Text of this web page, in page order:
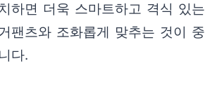
하면 더욱 스마트하고 격식 있는
팬츠와 조화롭게 맞추는 것이 중
다.